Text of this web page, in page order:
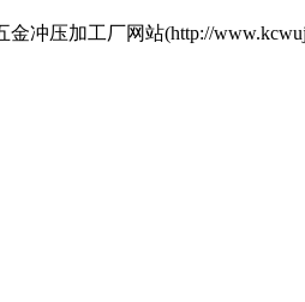
冲压加工厂网站(http://